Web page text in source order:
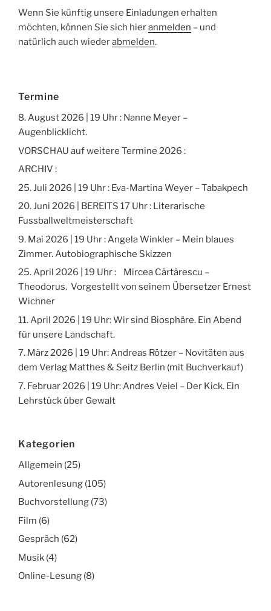
Wenn Sie künftig unsere Einladungen erhalten
möchten, können Sie sich hieranmelden – und
natürlich auch wiederabmelden.
Termine
8. August 2026 | 19 Uhr : Nanne Meyer –
Augenblicklicht.
VORSCHAU auf weitere Termine 2026 :
ARCHIV :
25. Juli 2026 | 19 Uhr : Eva-Martina Weyer – Tabakpech
20. Juni 2026 | BEREITS 17 Uhr : Literarische
Fussballweltmeisterschaft
9. Mai 2026 | 19 Uhr : Angela Winkler – Mein blaues
Zimmer. Autobiographische Skizzen
25. April 2026 | 19 Uhr : Mircea Cărtărescu –
Theodorus. Vorgestellt von seinem Übersetzer Ernest
Wichner
11. April 2026 | 19 Uhr: Wir sind Biosphäre. Ein Abend
für unsere Landschaft.
7. März 2026 | 19 Uhr: Andreas Rötzer – Novitäten aus
dem Verlag Matthes & Seitz Berlin (mit Buchverkauf)
7. Februar 2026 | 19 Uhr: Andres Veiel – Der Kick. Ein
Lehrstück über Gewalt
Kategorien
Allgemein (25)
Autorenlesung (105)
Buchvorstellung (73)
Film (6)
Gespräch (62)
Musik (4)
Online-Lesung (8)